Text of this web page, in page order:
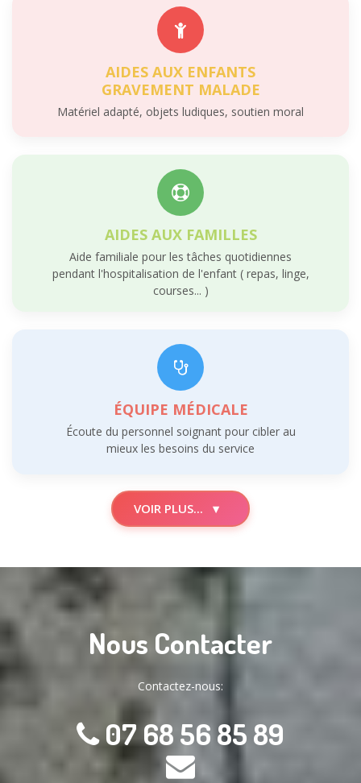
AIDES AUX ENFANTS
GRAVEMENT MALADE
Matériel adapté, objets ludiques, soutien moral
AIDES AUX FAMILLES
Aide familiale pour les tâches quotidiennes
pendant l'hospitalisation de l'enfant ( repas, linge,
courses... )
ÉQUIPE MÉDICALE
Écoute du personnel soignant pour cibler au
mieux les besoins du service
VOIR PLUS... ▾
Nous Contacter
Contactez-nous:
07 68 56 85 89